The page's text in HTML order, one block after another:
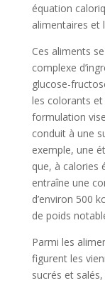
équation
alimentaires et
Ces aliments
complexe
glucose-
les colorants
formulation
conduit à une
exemple, une
que, à calories
entraîne une
d’environ 500
de poids
Parmi les
figurent les
sucrés et